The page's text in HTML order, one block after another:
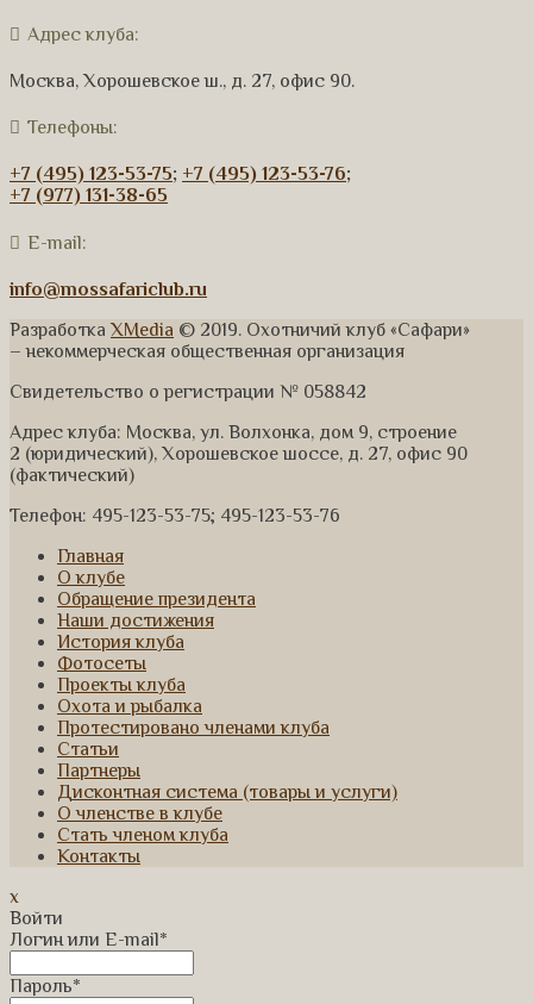
Адрес клуба:
Москва, Хорошевское ш., д. 27, офис 90.
Телефоны:
+7 (495) 123-53-75; +7 (495) 123-53-76;
+7 (977) 131-38-65
E-mail:
info@mossafariclub.ru
Разработка XMedia © 2019. Охотничий клуб «Сафари»
– некоммерческая общественная организация
Свидетельство о регистрации № 058842
Адрес клуба: Москва, ул. Волхонка, дом 9, строение
2 (юридический), Хорошевское шоссе, д. 27, офис 90
(фактический)
Телефон: 495-123-53-75; 495-123-53-76
Главная
О клубе
Обращение президента
Наши достижения
История клуба
Фотосеты
Проекты клуба
Охота и рыбалка
Протестировано членами клуба
Статьи
Партнеры
Дисконтная система (товары и услуги)
О членстве в клубе
Стать членом клуба
Контакты
x
Войти
Логин или E-mail*
Пароль*